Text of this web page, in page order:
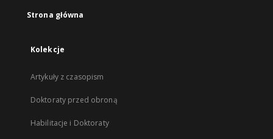
Strona główna
Kolekcje
Artykuły z czasopism
Doktoraty przed obroną
Habilitacje i Doktoraty